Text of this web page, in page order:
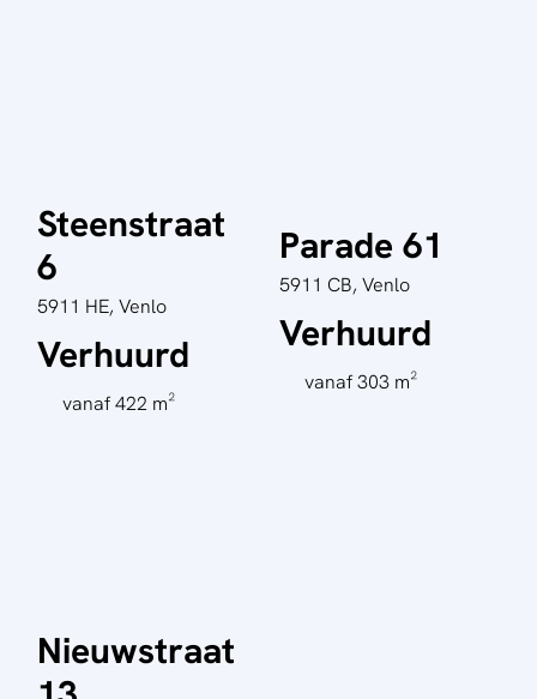
Steenstraat
6
5911 HE, Venlo
Verhuurd
vanaf 422 m²
Parade 61
5911 CB, Venlo
Verhuurd
vanaf 303 m²
Nieuwstraat